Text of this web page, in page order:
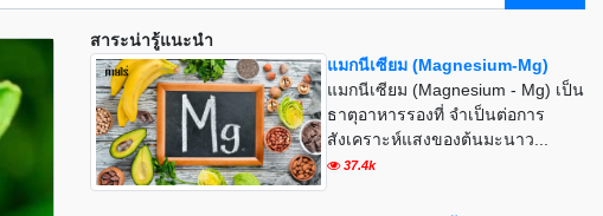
สาระน่ารู้แนะนำ
แมกนีเซียม (Magnesium-Mg)
แมกนีเซียม (Magnesium - Mg) เป็น
ธาตุอาหารรองที่ จำเป็นต่อการ
สังเคราะห์แสงของต้นมะนาว...
37.4k